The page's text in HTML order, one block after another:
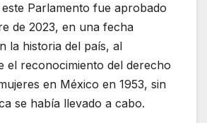
Parlamento fue aprobado
de 2023, en una fecha
la historia del país, al
el reconocimiento del derecho
en México en 1953, sin
se había llevado a cabo.